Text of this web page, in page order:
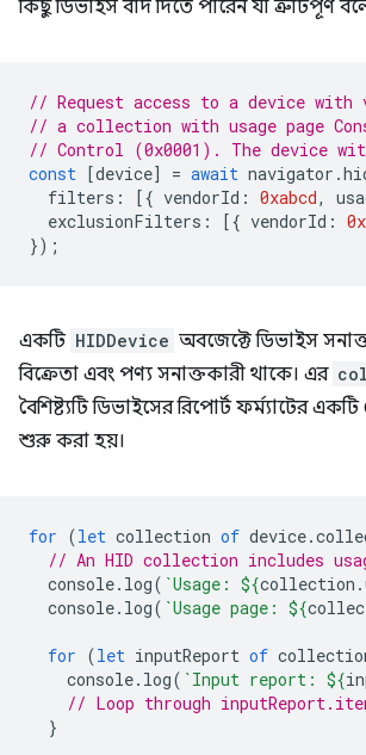
কিছু ডিভাইস বাদ দিতে পারেন যা ত্রুটিপূর্ণ
// Request access to a device with
// a collection with usage page
// Control (0x0001). The device
const [device] = await navigator .
filters : [{ vendorId : 0xabcd,
exclusionFilters : [{ vendorId :
});
একটি HIDDevice অবজেক্টে ডিভাইস
বিক্রেতা এবং পণ্য সনাক্তকারী থাকে। এর
বৈশিষ্ট্যটি ডিভাইসের রিপোর্ট ফর্ম্যাটের একটি
শুরু করা হয়।
for (let collection of device.
// An HID collection includes
console. log( `Usage: ${collection .
console. log( `Usage page: ${
for (let inputReport of
console. log( `Input report: ${
// Loop through
}